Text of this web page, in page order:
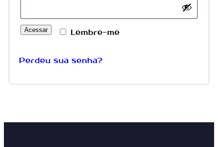
Lembre-me
Acessar
Perdeu sua senha?